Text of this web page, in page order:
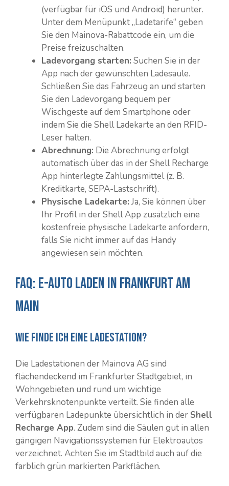
(verfügbar für iOS und Android) herunter.
Unter dem Menüpunkt „Ladetarife“ geben
Sie den Mainova-Rabattcode ein, um die
Preise freizuschalten.
Ladevorgang starten: Suchen Sie in der
App nach der gewünschten Ladesäule.
Schließen Sie das Fahrzeug an und starten
Sie den Ladevorgang bequem per
Wischgeste auf dem Smartphone oder
indem Sie die Shell Ladekarte an den RFID-
Leser halten.
Abrechnung: Die Abrechnung erfolgt
automatisch über das in der Shell Recharge
App hinterlegte Zahlungsmittel (z. B.
Kreditkarte, SEPA-Lastschrift).
Physische Ladekarte: Ja, Sie können über
Ihr Profil in der Shell App zusätzlich eine
kostenfreie physische Ladekarte anfordern,
falls Sie nicht immer auf das Handy
angewiesen sein möchten.
FAQ: E-Auto laden in Frankfurt am
Main
Wie finde ich eine Ladestation?
Die Ladestationen der Mainova AG sind
flächendeckend im Frankfurter Stadtgebiet, in
Wohngebieten und rund um wichtige
Verkehrsknotenpunkte verteilt. Sie finden alle
verfügbaren Ladepunkte übersichtlich in der Shell
Recharge App. Zudem sind die Säulen gut in allen
gängigen Navigationssystemen für Elektroautos
verzeichnet. Achten Sie im Stadtbild auch auf die
farblich grün markierten Parkflächen.